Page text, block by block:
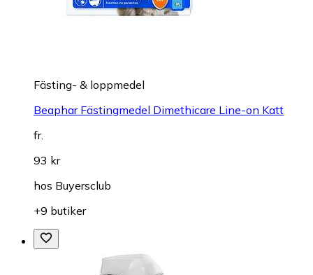
Fästing- & loppmedel
Beaphar Fästingmedel Dimethicare Line-on Katt
fr.
93 kr
hos Buyersclub
+9 butiker